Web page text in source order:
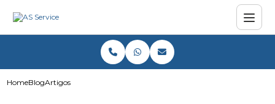
HomeBlogArtigos